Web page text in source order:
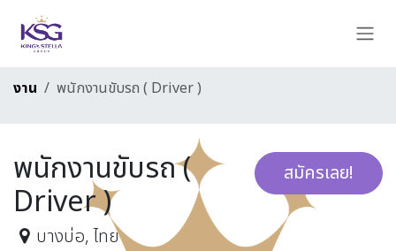
งาน พนักงานขับรถ ( Driver )
สมัครเลย!
พนักงานขับรถ (
Driver )
บางบ่อ,ไทย